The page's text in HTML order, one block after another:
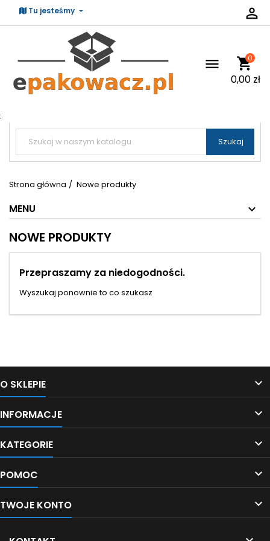
Tu jesteśmy 
 shopping_cart
0
0,00 zł
:

 Szukaj
Strona główna Nowe produkty
MENU
NOWE PRODUKTY
Przepraszamy za niedogodności.
Wyszukaj ponownie to co szukasz
O SKLEPIE 
INFORMACJE 
KATEGORIE 
POMOC 
TWOJE KONTO 